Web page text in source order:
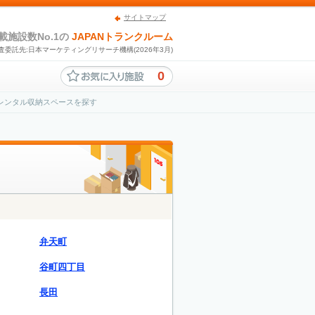
サイトマップ
施設数No.1の JAPANトランクルーム
委託先:日本マーケティングリサーチ機構(2026年3月)
0
ンタル収納スペースを探す
弁天町
谷町四丁目
長田